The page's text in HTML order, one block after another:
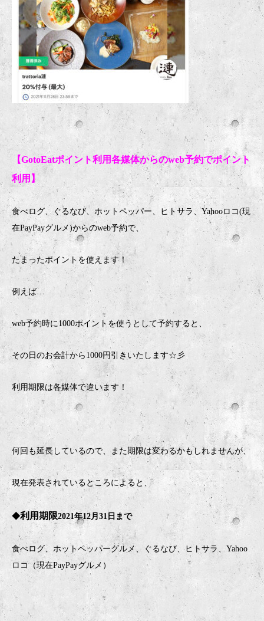
【GotoEatポイント利用各媒体からのweb予約でポイント
利用 】
食べログ、ぐるなび、ホットペッパー、ヒトサラ、Yahooロコ(現
在PayPayグルメ)からのweb予約で、
たまったポイントを使えます ！
例えば…
web予約時に1000ポイントを使うとして予約すると、
その日のお会計から1000円引きいたします☆彡
利用期限は各媒体で違います！
何回も延長しているので、また期限は変わるかもしれませんが、
現在発表されているところによると、
◆利用期限2021 年12月 31 日まで
食べログ、ホットペッパーグルメ、ぐるなび、ヒトサラ、Yahoo
ロコ（現在PayPayグルメ）